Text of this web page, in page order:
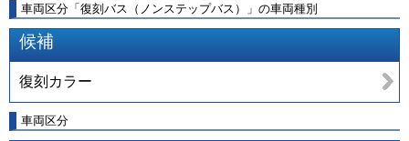
車両区分「復刻バス（ノンステップバス）」の車両種別
候補
復刻カラー
車両区分